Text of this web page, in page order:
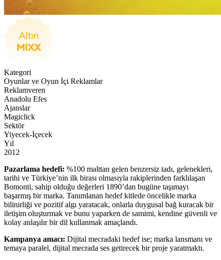
Kategori
Oyunlar ve Oyun İçi Reklamlar
Reklamveren
Anadolu Efes
Ajanslar
Magiclick
Sektör
Yiyecek-İçecek
Yıl
2012
Pazarlama hedefi: %100 malttan gelen benzersiz tadı, gelenekleri,
tarihi ve Türkiye’nin ilk birası olmasıyla rakiplerinden farklılaşan
Bomonti, sahip olduğu değerleri 1890’dan bugüne taşımayı
başarmış bir marka. Tanımlanan hedef kitlede öncelikle marka
bilinirliği ve pozitif algı yaratacak, onlarla duygusal bağ kuracak bir
iletişim oluşturmak ve bunu yaparken de samimi, kendine güvenli ve
kolay anlaşılır bir dil kullanmak amaçlandı.
Kampanya amacı: Dijital mecradaki hedef ise; marka lansmanı ve
temaya paralel, dijital mecrada ses getirecek bir proje yaratmaktı.